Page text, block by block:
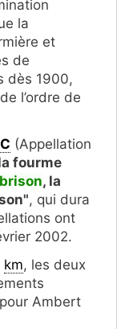
la
et
de
dès 1900,
l’ordre de
(Appellation
fourme
, la
, qui dura
ont
2002.
km, les deux
pour Ambert